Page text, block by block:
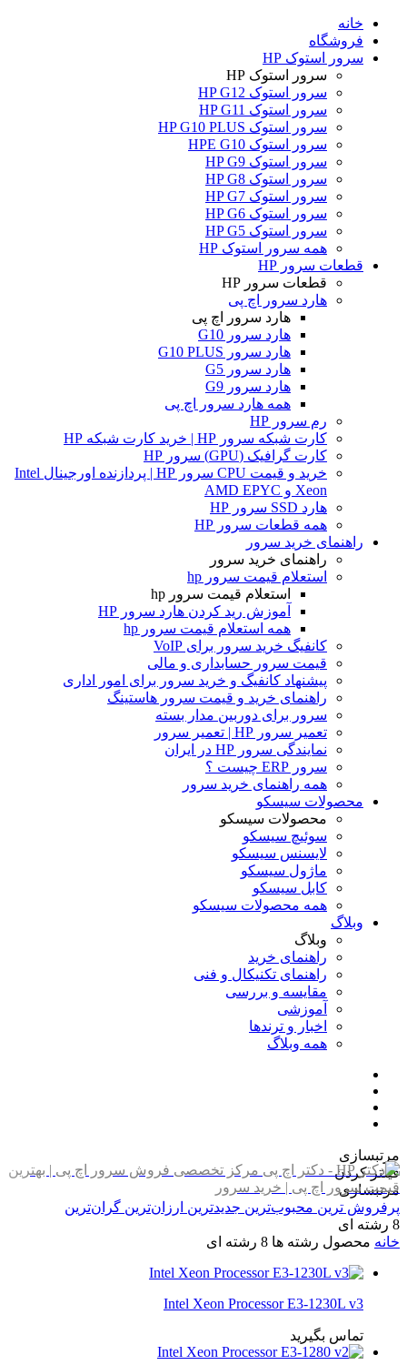
خانه
فروشگاه
سرور استوک HP
سرور استوک HP
سرور استوک HP G12
سرور استوک HP G11
سرور استوک HP G10 PLUS
سرور استوک HPE G10
سرور استوک HP G9
سرور استوک HP G8
سرور استوک HP G7
سرور استوک HP G6
سرور استوک HP G5
همه سرور استوک HP
قطعات سرور HP
قطعات سرور HP
هارد سرور اچ پی
هارد سرور اچ پی
هارد سرور G10
هارد سرور G10 PLUS
هارد سرور G5
هارد سرور G9
همه هارد سرور اچ پی
رم سرور HP
کارت شبکه سرور HP | خرید کارت شبکه HP
کارت گرافیک (GPU) سرور HP
خرید و قیمت CPU سرور HP | پردازنده اورجینال Intel
Xeon و AMD EPYC
هارد SSD سرور HP
همه قطعات سرور HP
راهنمای خرید سرور
راهنمای خرید سرور
استعلام قیمت سرور hp
استعلام قیمت سرور hp
آموزش ريد كردن هارد سرور HP
همه استعلام قیمت سرور hp
کانفیگ خرید سرور برای VoIP
قیمت سرور حسابداری و مالی
پیشنهاد کانفیگ و خرید سرور برای امور اداری
راهنمای خرید و قیمت سرور هاستینگ
سرور برای دوربین مدار بسته
تعمیر سرور HP | تعمیر سرور
نمایندگی سرور HP در ایران
سرور ERP چیست ؟
همه راهنمای خرید سرور
محصولات سیسکو
محصولات سیسکو
سوئیچ سیسکو
لایسنس سیسکو
ماژول سیسکو
کابل سیسکو
همه محصولات سیسکو
وبلاگ
وبلاگ
راهنمای خرید
راهنمای تکنیکال و فنی
مقایسه و بررسی
آموزشی
اخبار و ترندها
همه وبلاگ
مرتبسازی
فیلتر کردن
مرتبسازی
پرفروش ترین محبوب‌ترین جدیدترین ارزان‌ترین گران‌ترین
8 رشته ای
خانه محصول رشته ها 8 رشته ای
Intel Xeon Processor E3-1230L v3
تماس بگیرید